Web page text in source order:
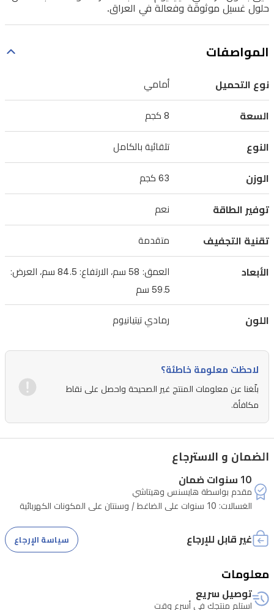
للأسر
المتوسطة
حلول
غسيل
موثوقة
وفعالة
في
حلول غسيل موثوقة وفعالة في العراق.
المواصفات
نوع التحميل أمامي
السعة 8 كجم
النوع تلقائية بالكامل
الوزن 63 كجم
توفير الطاقة نعم
تقنية التجفيف متقدمة
الأبعاد
العمق: 58 سم، الارتفاع: 84.5 سم، العرض:
59.5 سم
اللون رمادي تيتيانيوم
لاحظت معلومة خاطئة؟
بلّغنا عن معلومات المنتج غير الصحيحة واحصل على نقاط
مكافأة.
الضمان و الاسترجاع
10 سنوات ضمان
مقدم بواسطة هايسنس وهيتاشي
الغسالات: 10 سنوات على الضاغط / وسنتان على المكونات الكهربائية
غير قابل للإرجاع سياسة الإرجاع
معلومات
توصيل سريع
استلم منتجك في أسرع وقت